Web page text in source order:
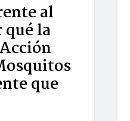
al
qué la
que